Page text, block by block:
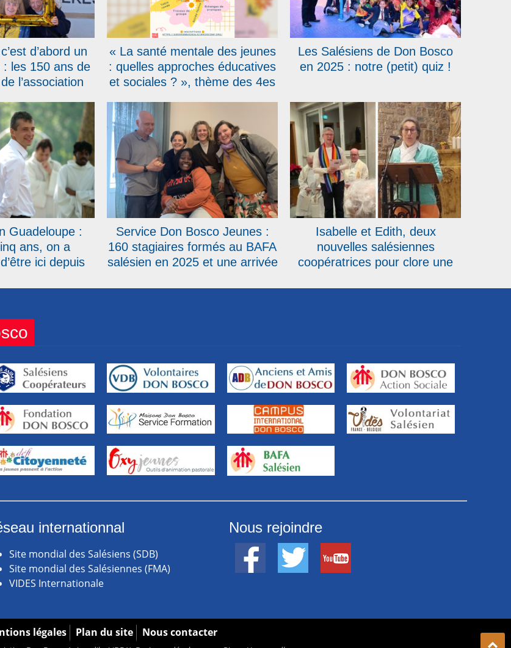
d’abord un
les 150 ans de
l’association
Belgique
« La santé mentale des jeunes
: quelles approches éducatives
et sociales ? », thème des 4es
Les Salésiens de Don Bosco
en 2025 : notre (petit) quiz !
Guadeloupe :
ans, on a
ici depuis
Petit
Service Don Bosco Jeunes :
160 stagiaires formés au BAFA
salésien en 2025 et une arrivée
Isabelle et Edith, deux
nouvelles salésiennes
coopératrices pour clore une
internationnal
Site mondial des Salésiens (SDB)
Site mondial des Salésiennes (FMA)
VIDES Internationale
Nous rejoindre
légales Plan du site Nous contacter